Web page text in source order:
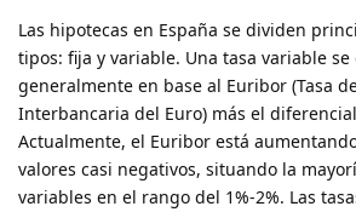
Las hipotecas en España se dividen
tipos: fija y variable. Una tasa variable se
generalmente en base al Euribor (Tasa
Interbancaria del Euro) más el
Actualmente, el Euribor está
valores casi negativos, situando la
variables en el rango del 1%-2%. Las